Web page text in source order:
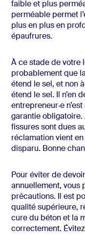
faible et plus
perméable permet
plus en plus en
épaufrures.
À ce stade de votre
probablement que
étend le sel, et non
étend le sel. Il n’en
entrepreneur·e
garantie
fissures sont dues
réclamation vient
disparu. Bonne
Pour éviter de
annuellement, vous
précautions. Il est
qualité supérieure,
cure du béton et la
correctement.